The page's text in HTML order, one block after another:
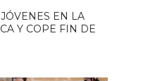
EN LA
Y COPE FIN DE